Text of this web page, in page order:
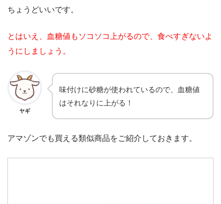
ちょうどいいです。
とはいえ、血糖値もソコソコ上がるので、食べすぎないよ
うにしましょう。
ヤギ
味付けに砂糖が使われているので、血糖値
はそれなりに上がる！
アマゾンでも買える類似商品をご紹介しておきます。